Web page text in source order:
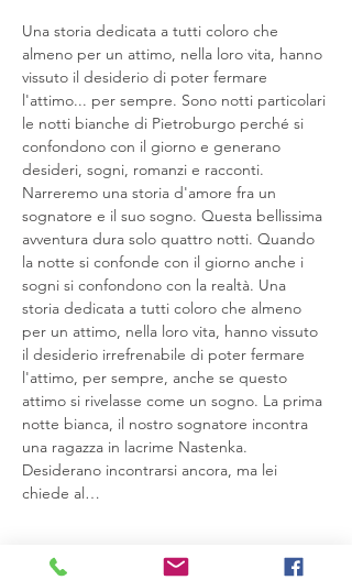
Una storia dedicata a tutti coloro che
almeno per un attimo, nella loro vita, hanno
vissuto il desiderio di poter fermare
l'attimo... per sempre. Sono notti particolari
le notti bianche di Pietroburgo perché si
confondono con il giorno e generano
desideri, sogni, romanzi e racconti.
Narreremo una storia d'amore fra un
sognatore e il suo sogno. Questa bellissima
avventura dura solo quattro notti. Quando
la notte si confonde con il giorno anche i
sogni si confondono con la realtà. Una
storia dedicata a tutti coloro che almeno
per un attimo, nella loro vita, hanno vissuto
il desiderio irrefrenabile di poter fermare
l'attimo, per sempre, anche se questo
attimo si rivelasse come un sogno. La prima
notte bianca, il nostro sognatore incontra
una ragazza in lacrime Nastenka.
Desiderano incontrarsi ancora, ma lei
chiede al…